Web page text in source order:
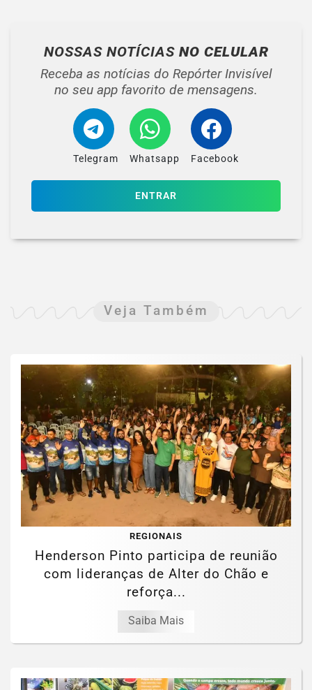
NOSSAS NOTÍCIAS NO CELULAR
Receba as notícias do Repórter Invisível
no seu app favorito de mensagens.
Telegram Whatsapp Facebook
ENTRAR
Veja Também
REGIONAIS
Henderson Pinto participa de reunião
com lideranças de Alter do Chão e
reforça...
Saiba Mais